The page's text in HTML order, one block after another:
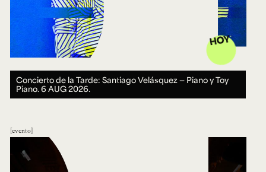
HOY
Concierto de la Tarde: Santiago Velásquez — Piano y Toy
Piano.6 AUG 2026.
evento